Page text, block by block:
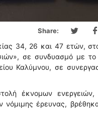
Share:
34, 26 και 47 ετών,
σε συνδυασμό με
Καλύμνου, σε
έκνομων ενεργειών,
νόμιμης έρευνας,